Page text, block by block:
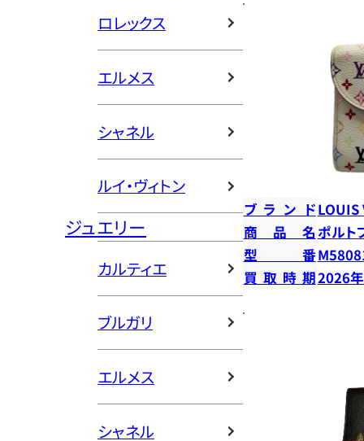
ロレックス
エルメス
シャネル
ルイ・ヴィトン
ジュエリー
カルティエ
ブルガリ
エルメス
シャネル
ブランドLOUIS
商品名ポルト
型番
買取時期2026